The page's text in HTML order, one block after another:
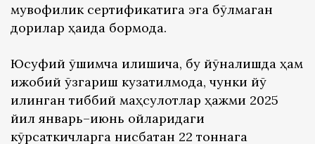
мувофиқлик сертификатига эга бўлмаган
дорилар ҳақида бормоқда.
Юсуфий қўшимча қилишича, бу йўналишда ҳам
ижобий ўзгариш кузатилмоқда, чунки йўқ
қилинган тиббий маҳсулотлар ҳажми 2025
йил январь–июнь ойларидаги
кўрсаткичларга нисбатан 22 тоннага